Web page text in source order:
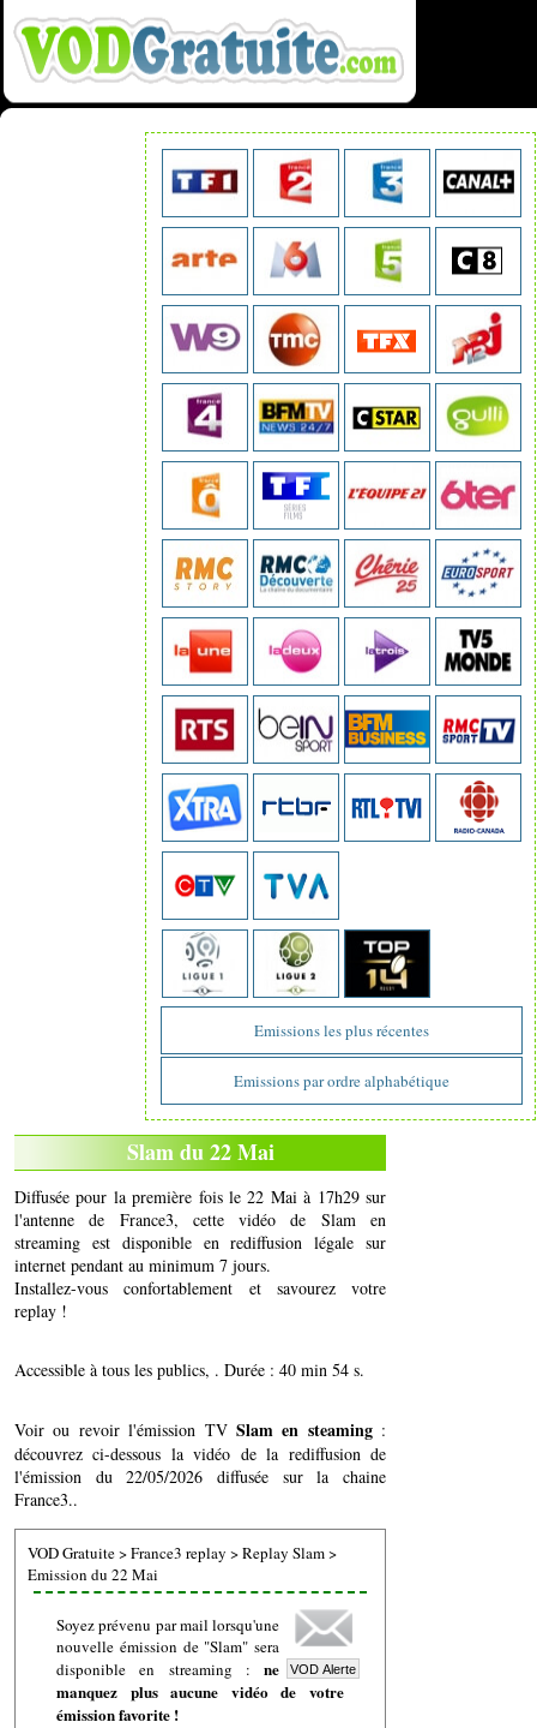
Emissions les plus récentes
Emissions par ordre alphabétique
Slam du 22 Mai
Diffusée pour la première fois le 22 Mai à 17h29 sur
l'antenne de France3, cette vidéo de Slam en
streaming est disponible en rediffusion légale sur
internet pendant au minimum 7 jours.
Installez-vous confortablement et savourez votre
replay !
Accessible à tous les publics, . Durée : 40 min 54 s.
Voir ou revoir l'émission TV Slam en steaming:
découvrez ci-dessous la vidéo de la rediffusion de
l'émission du 22/05/2026 diffusée sur la chaine
France3..
VOD Gratuite>France3 replay >Replay Slam>
Emission du 22 Mai
Soyez prévenu par mail lorsqu'une
nouvelle émission de "Slam" sera
disponible en streaming : ne
manquez plus aucune vidéo de votre
émission favorite !